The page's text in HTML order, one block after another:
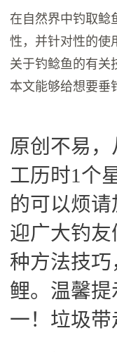
在自然界中钓取鲶
性，并针对性的使
关于钓鲶鱼的有关
本文能够给想要垂
原创不易
工历时1个
的可以烦
迎广大钓
种方法技
鲤。温馨
一！垃圾带